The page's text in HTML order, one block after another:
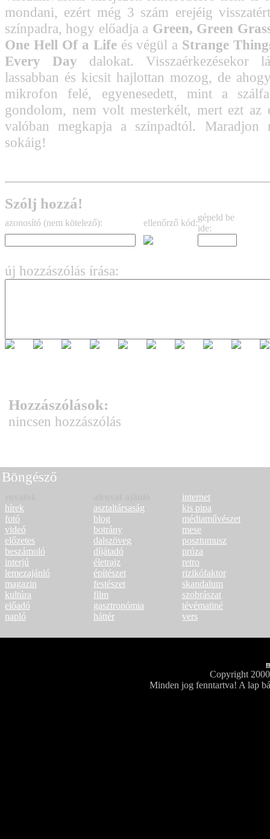
mondani, ezért még 3 szám erejéig
színpadra, hogy előadja a Green, Green
One Hell Of a Lifeés végül a Strange
Every Day dalokat. Visszaérkezésekor
lassabban és kicsit hajlottan mozog, de
mikrofon felé, egyenesedett, mint a
gondolom, nem volt mesterkélt, mert ezt az
valóban megkapja a színpadtól. Maradjon
sokáig!
Szólj hozzá!
azonosító (nem kötelező): ellenőrző kód:
gépeld be
ide:
új hozzászólás írása:
Hozzászólások:
nincsen hozzászólás
Böngésző
hírek
fotó
videó
előzetes
beszámoló
interjú
lemezajánló
magazin
kultúra
előadó
napló
asztaltársaság
blog
botrány
dalszöveg
díjátadó
életrajz
építészet
festészet
film
gasztronómia
háttér
internet
kis pipa
médiaművészet
mese
posztumusz
próza
retro
rizikófaktor
skandalum
szobrászat
tévématiné
vers
Copyright
Minden jog fenntartva! A lap